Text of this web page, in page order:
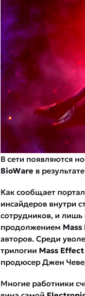
В сети появляются
BioWare в результате
Как сообщает портал
инсайдеров внутри
сотрудников, и
продолжением
авторов. Среди
трилогии Mass Effect
продюсер Джен
Многие работники